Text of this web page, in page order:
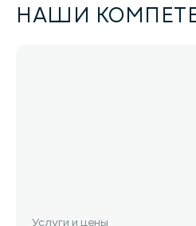
НАШИ
Услуги и цены